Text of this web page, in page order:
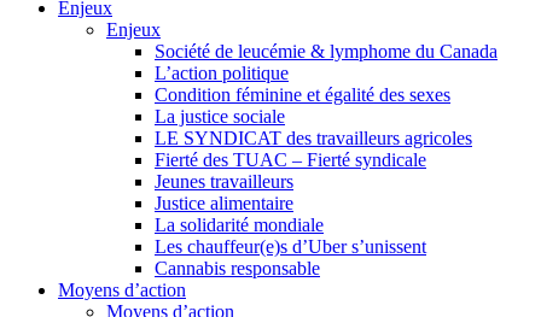
Enjeux
Enjeux
Société de leucémie & lymphome du Canada
L’action politique
Condition féminine et égalité des sexes
La justice sociale
LE SYNDICAT des travailleurs agricoles
Fierté des TUAC – Fierté syndicale
Jeunes travailleurs
Justice alimentaire
La solidarité mondiale
Les chauffeur(e)s d’Uber s’unissent
Cannabis responsable
Moyens d’action
Moyens d’action